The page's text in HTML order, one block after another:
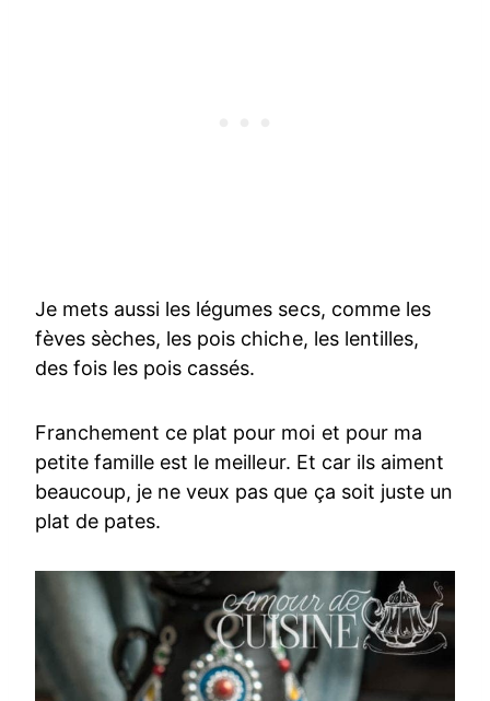
Je mets aussi les légumes secs, comme les
fèves sèches, les pois chiche, les lentilles,
des fois les pois cassés.
Franchement ce plat pour moi et pour ma
petite famille est le meilleur. Et car ils aiment
beaucoup, je ne veux pas que ça soit juste un
plat de pates.